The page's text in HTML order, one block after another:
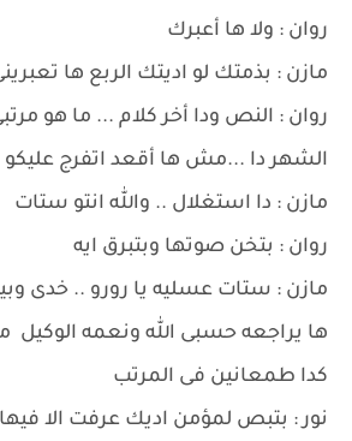
روان : ولا ها أعبرك
مازن : بذمتك لو اديتك الربع ها
روان : النص ودا أخر كلام ... ما هو
الشهر دا ...مش ها أقعد اتفرج عليكو
مازن : دا استغلال .. والله انتو ستات
روان : بتخن صوتها وبتبرق ايه
مازن : ستات عسليه يا رورو .. خدى
ها يراجعه حسبى الله ونعمه الوكيل
كدا طمعانين فى المرتب
نور : بتبص لمؤمن اديك عرفت الا